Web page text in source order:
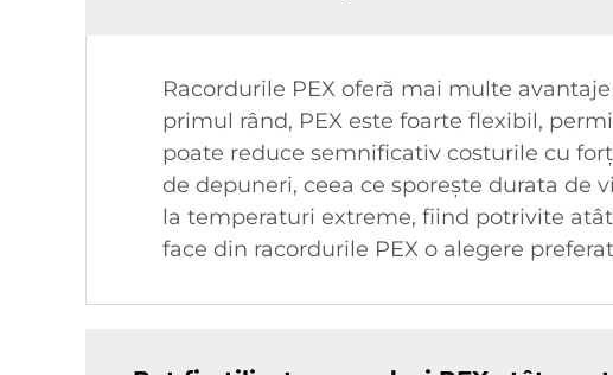
Racordurile PEX oferă mai multe
primul rând, PEX este foarte flexibil,
poate reduce semnificativ costurile cu
de depuneri, ceea ce sporește durata de
la temperaturi extreme, fiind potrivite
face din racordurile PEX o alegere